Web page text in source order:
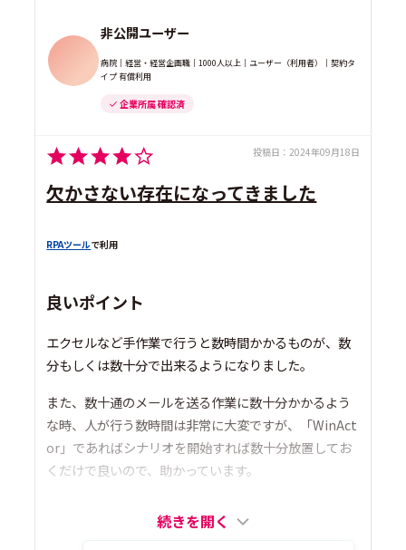
非公開ユーザー
病院｜経営・経営企画職｜1000人以上｜ユーザー（利用者）｜契約タ
イプ 有償利用
企業所属 確認済
投稿日： 2024年09月18日
欠かさない存在になってきました
RPAツールで利用
良いポイント
エクセルなど手作業で行うと数時間かかるものが、数
分もしくは数十分で出来るようになりました。
また、数十通のメールを送る作業に数十分かかるよう
な時、人が行う数時間は非常に大変ですが、「WinAct
or」であればシナリオを開始すれば数十分放置してお
くだけで良いので、助かっています。
続きを開く